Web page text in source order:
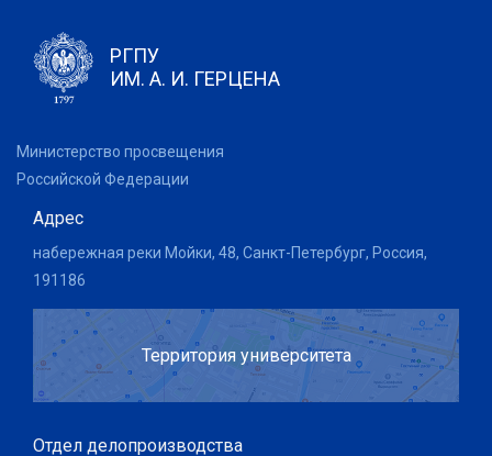
РГПУ
ИМ. А. И. ГЕРЦЕНА
Министерство просвещения
Российской Федерации
Адрес
набережная реки Мойки, 48, Санкт-Петербург, Россия,
191186
Территория университета
Отдел делопроизводства